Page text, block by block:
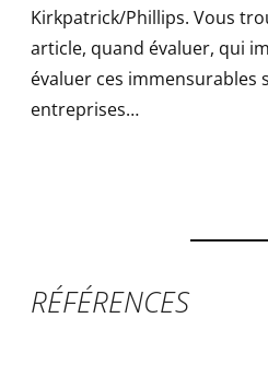
Kirkpatrick/Phillips. Vous
article, quand évaluer, qui
évaluer ces
entreprises…
RÉFÉRENCES